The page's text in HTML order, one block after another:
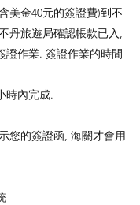
美金40元的簽證費)到不
丹旅遊局確認帳款已入,
證作業. 簽證作業的時間
時內完成.
您的簽證函, 海關才會用